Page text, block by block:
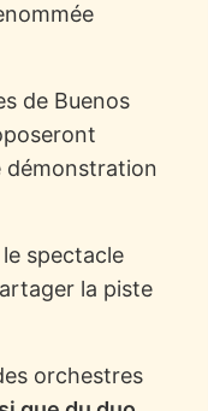
de Buenos
démonstration
spectacle
la piste
orchestres